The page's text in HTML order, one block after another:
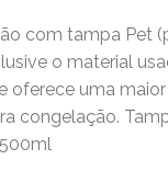
com tampa Pet
o material
oferece uma
congelação.